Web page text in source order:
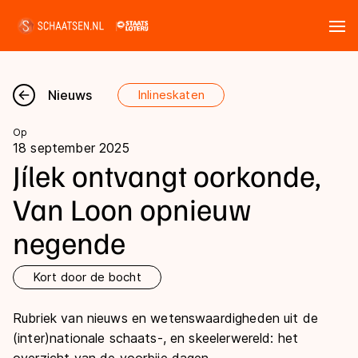
Nieuws
Kalender
Disciplines
Marathon
Langebaan
Inlineskaten
Uitslagen
Langebaan
Shorttrack
Marathon
Tijden & historie
Ranglijsten Langebaan
Nieuws Inlineskaten
Op
18 september 2025
Jílek ontvangt oorkonde,
Van Loon opnieuw
negende
Kort door de bocht
Rubriek van nieuws en wetenswaardigheden uit de
(inter)nationale schaats-, en skeelerwereld: het